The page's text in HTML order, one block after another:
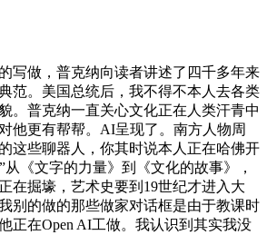
做，普克纳向读者讲述了四千多年来
范。美国总统后，我不得不本人去各类
。普克纳一直关心文化正在人类汗青中
他更有帮帮。AI呈现了。南方人物周
这些聊器人，你其时说本人正在哈佛开
《文字的力量》到《文化的故事》，
在掘壕，艺术史要到19世纪才进入大
别的做的那些做家对话框是由于教课时
正在Open AI工做。我认识到其实我没